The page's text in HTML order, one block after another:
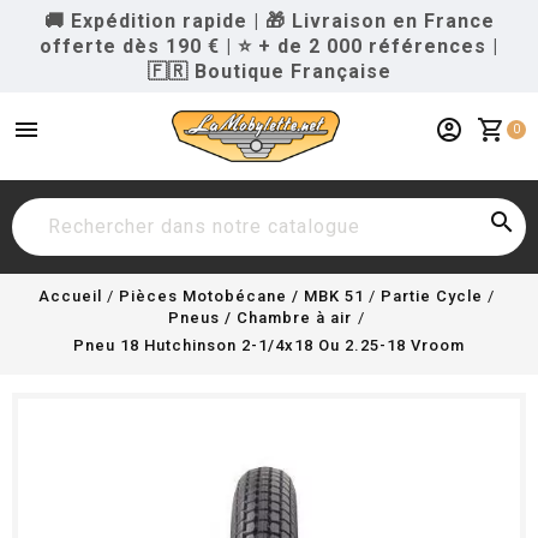
🚚 Expédition rapide | 🎁 Livraison en France
offerte dès 190 € | ⭐ + de 2 000 références |
🇫🇷 Boutique Française
menu shopping_cart 0
account_circle

Accueil Pièces Motobécane / MBK 51
Partie Cycle
Pneus / Chambre à air
Pneu 18 Hutchinson 2-1/4x18 Ou 2.25-18 Vroom